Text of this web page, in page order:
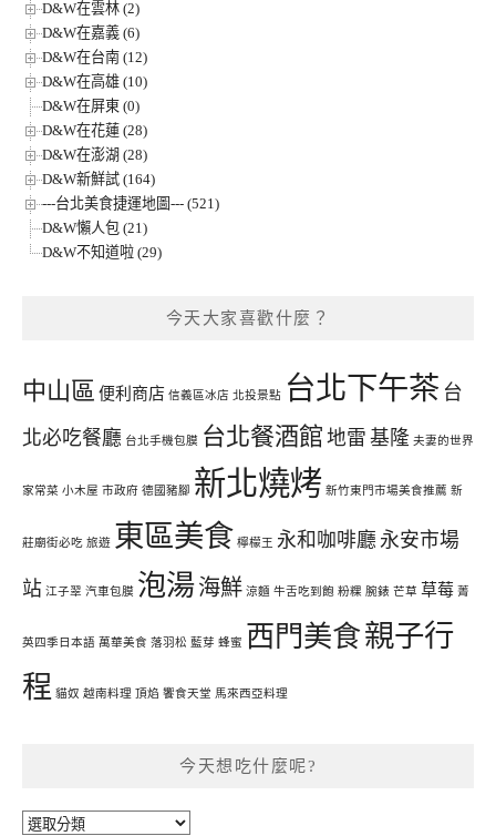
D&W在雲林 (2)
D&W在嘉義 (6)
D&W在台南 (12)
D&W在高雄 (10)
D&W在屏東 (0)
D&W在花蓮 (28)
D&W在澎湖 (28)
D&W新鮮試 (164)
---台北美食捷運地圖--- (521)
D&W懶人包 (21)
D&W不知道啦 (29)
今天大家喜歡什麼？
中山區 便利商店 信義區冰店 北投景點 台北下午茶 台
北必吃餐廳 台北手機包膜 台北餐酒館 地雷 基隆 夫妻的世界
家常菜 小木屋 市政府 德國豬腳 新北燒烤 新竹東門市場美食推薦 新
莊廟街必吃 旅遊 東區美食 檸檬王 永和咖啡廳 永安市場
站 江子翠 汽車包膜 泡湯海鮮 涼麵 牛舌吃到飽 粉粿 腕錶 芒草 草莓 菁
英四季日本語 萬華美食 落羽松 藍芽 蜂蜜 西門美食親子行
程 貓奴 越南料理 頂焰 饗食天堂 馬來西亞料理
今天想吃什麼呢?
今